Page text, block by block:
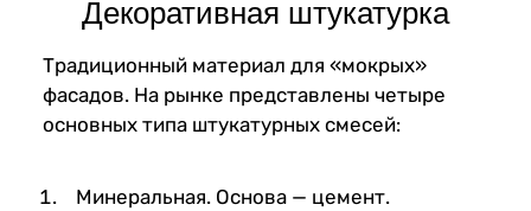
Декоративная штукатурка
Традиционный материал для «мокрых»
фасадов. На рынке представлены четыре
основных типа штукатурных смесей:
Минеральная. Основа — цемент.